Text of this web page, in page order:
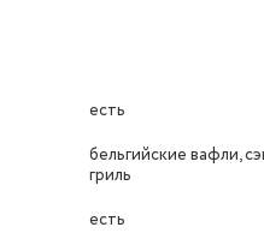
более удобными.
интерьер вашей кухни!
есть
бельгийские вафли,
гриль
есть